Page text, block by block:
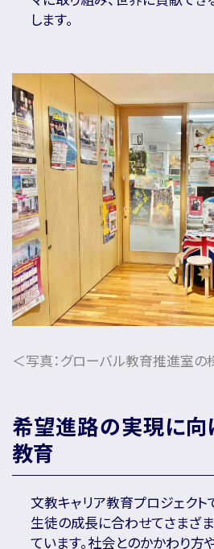
します。
＜写真：グローバル教育推進室の
希望進路の実現に
教育
文教キャリア教育プロジェクト
生徒の成長に合わせてさまざ
ています。社会とのかかわり